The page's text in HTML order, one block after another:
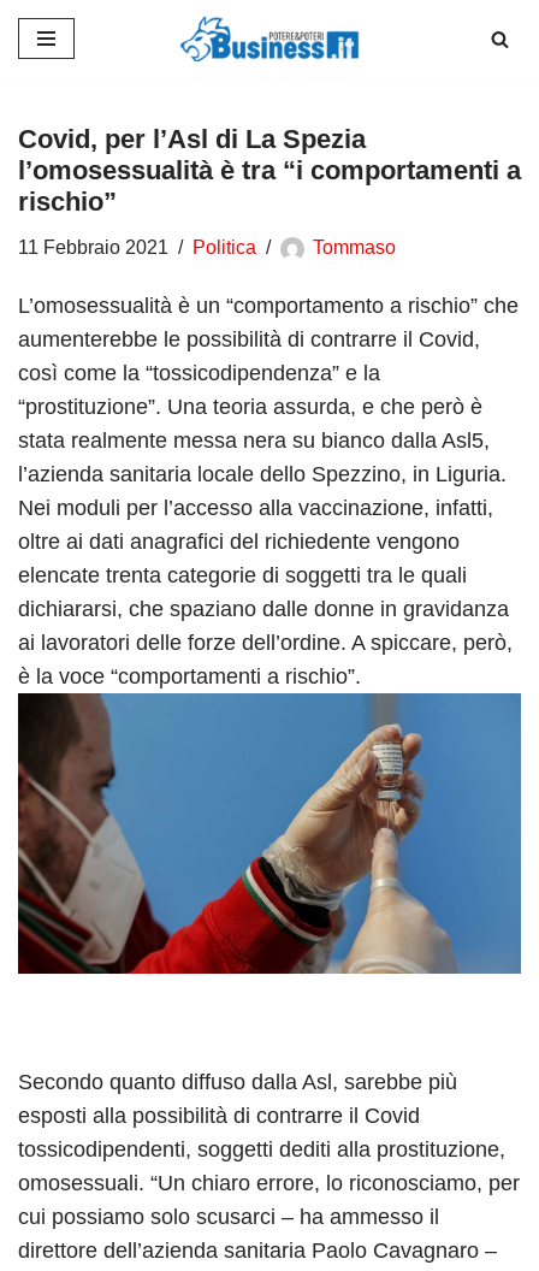
contenuto
Covid, per l’Asl di La Spezia
l’omosessualità è tra “i comportamenti a
rischio”
11 Febbraio 2021 Politica Tommaso
L’omosessualità è un “comportamento a rischio” che
aumenterebbe le possibilità di contrarre il Covid,
così come la “tossicodipendenza” e la
“prostituzione”. Una teoria assurda, e che però è
stata realmente messa nera su bianco dalla Asl5,
l’azienda sanitaria locale dello Spezzino, in Liguria.
Nei moduli per l’accesso alla vaccinazione, infatti,
oltre ai dati anagrafici del richiedente vengono
elencate trenta categorie di soggetti tra le quali
dichiararsi, che spaziano dalle donne in gravidanza
ai lavoratori delle forze dell’ordine. A spiccare, però,
è la voce “comportamenti a rischio”.
Secondo quanto diffuso dalla Asl, sarebbe più
esposti alla possibilità di contrarre il Covid
tossicodipendenti, soggetti dediti alla prostituzione,
omosessuali. “Un chiaro errore, lo riconosciamo, per
cui possiamo solo scusarci – ha ammesso il
direttore dell’azienda sanitaria Paolo Cavagnaro –